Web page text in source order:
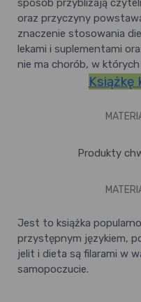
sposób przybliżają
oraz przyczyny
znaczenie stosowania
lekami i suplementami
nie ma chorób, w
Książkę
Produkty
Jest to książka
przystępnym językiem,
jelit i dieta są filarami w
samopoczucie.